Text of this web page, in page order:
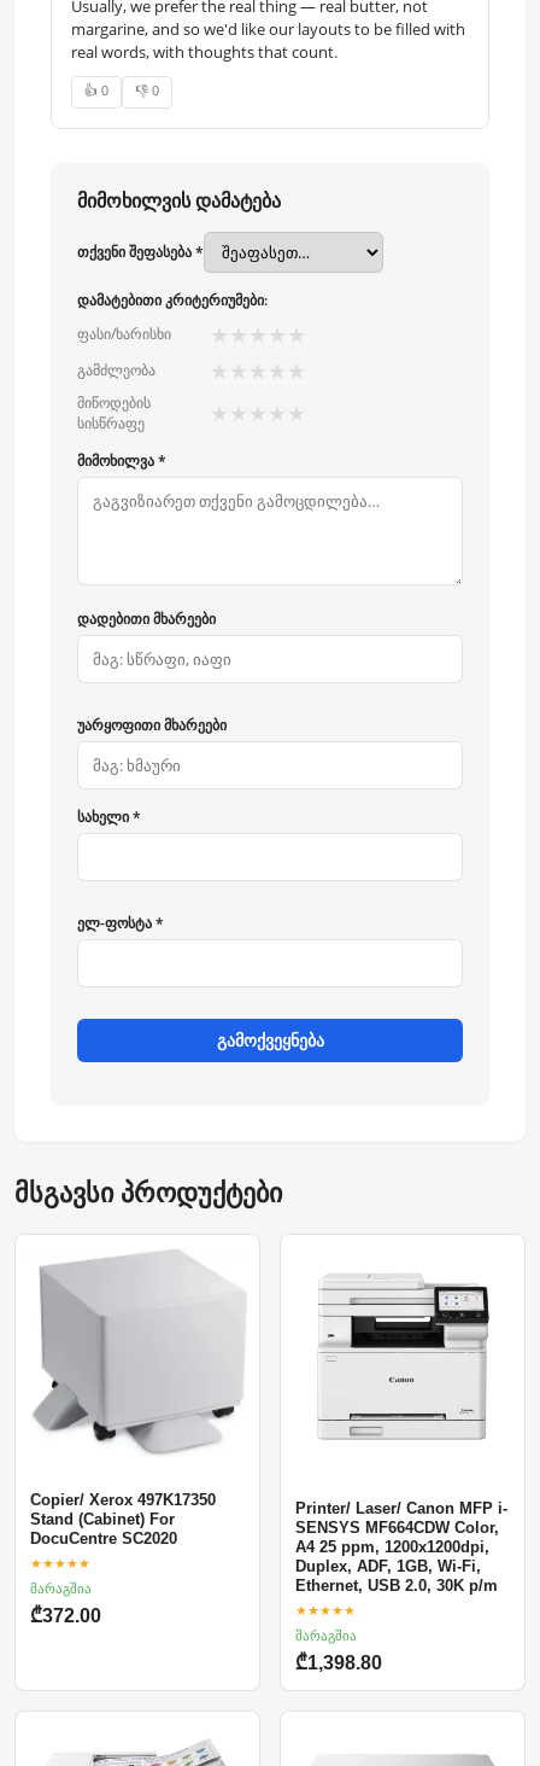
Usually, we prefer the real thing — real butter, not
margarine, and so we'd like our layouts to be filled with
real words, with thoughts that count.
👍 0 👎 0
მიმოხილვის დამატება
თქვენი შეფასება *
დამატებითი კრიტერიუმები:
ფასი/ხარისხი
★ ★ ★ ★ ★
გამძლეობა ★ ★ ★ ★ ★
მიწოდების
სისწრაფე
★ ★ ★ ★ ★
მიმოხილვა *
დადებითი მხარეები
უარყოფითი მხარეები
სახელი *
ელ-ფოსტა *
გამოქვეყნება
მსგავსი პროდუქტები
Copier/ Xerox 497K17350
Stand (Cabinet) For
DocuCentre SC2020
★★★★★
მარაგშია
₾372.00
Printer/ Laser/ Canon MFP i-
SENSYS MF664CDW Color,
A4 25 ppm, 1200x1200dpi,
Duplex, ADF, 1GB, Wi-Fi,
Ethernet, USB 2.0, 30K p/m
★★★★★
მარაგშია
₾1,398.80